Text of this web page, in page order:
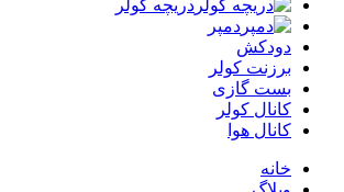
دریچه کولر
دمپر
دودکش
برزنت کولر
بست گازی
کانال کولر
کانال هوا
خانه